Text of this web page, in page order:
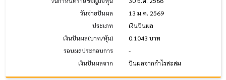
วันจ่ายปันผล
13 ม.ค. 2569
ประเภท
เงินปันผล
เงินปันผล(บาท/หุ้น)
0.1043 บาท
รอบผลประกอบการ
-
เงินปันผลจาก
ปันผลจากกำไรสะสม